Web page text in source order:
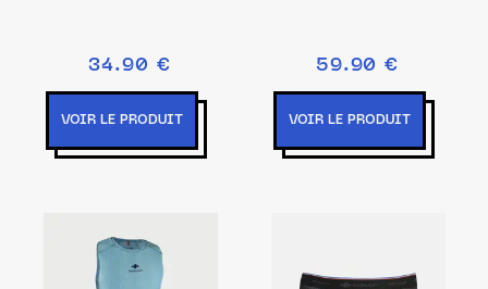
34.90 €
VOIR LE PRODUIT
59.90 €
VOIR LE PRODUIT